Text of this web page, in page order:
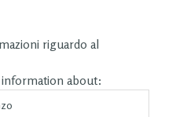
riguardo al
about: